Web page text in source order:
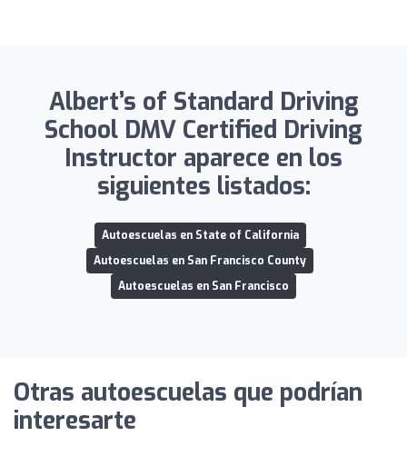
Albert’s of Standard Driving
School DMV Certified Driving
Instructor aparece en los
siguientes listados:
Autoescuelas en State of California
Autoescuelas en San Francisco County
Autoescuelas en San Francisco
Otras autoescuelas que podrían
interesarte